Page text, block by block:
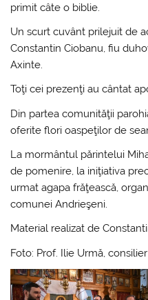
primit câte o biblie.
Un scurt cuvânt prilejuit de
Constantin Ciobanu, fiu
Axinte.
Toţi cei prezenţi au cântat
Din partea comunităţii
oferite flori oaspeţilor de
La mormântul părintelui
de pomenire, la iniţiativa
urmat agapa frăţească,
comunei Andrieşeni.
Material realizat de
Foto: Prof. Ilie Urmă,